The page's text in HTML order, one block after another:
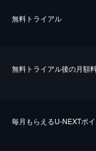
無料トライアル
無料トライアル後の⽉額
毎⽉もらえるU-NEXTポイ